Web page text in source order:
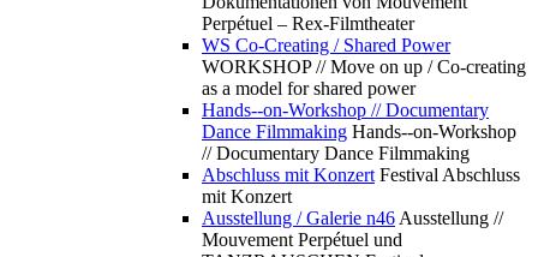
Perpétuel – Rex-Filmtheater
WS Co-Creating / Shared Power
WORKSHOP // Move on up / Co-creating
as a model for shared power
Hands--on-Workshop // Documentary
Dance Filmmaking Hands--on-Workshop
// Documentary Dance Filmmaking
Abschluss mit Konzert Festival Abschluss
mit Konzert
Ausstellung / Galerie n46 Ausstellung //
Mouvement Perpétuel und